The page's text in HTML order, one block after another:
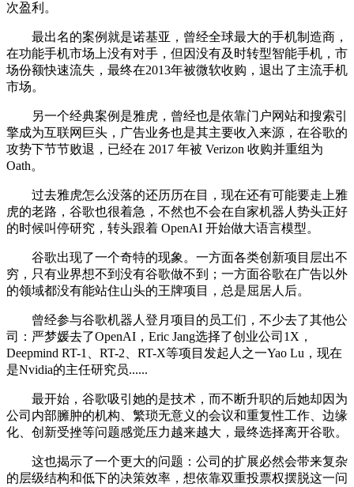
次盈利。
最出名的案例就是诺基亚，曾经全球最大的手机制造商，
在功能手机市场上没有对手，但因没有及时转型智能手机，市
场份额快速流失，最终在2013年被微软收购，退出了主流手机
市场。
另一个经典案例是雅虎，曾经也是依靠门户网站和搜索引
擎成为互联网巨头，广告业务也是其主要收入来源，在谷歌的
攻势下节节败退，已经在 2017 年被 Verizon 收购并重组为
Oath。
过去雅虎怎么没落的还历历在目，现在还有可能要走上雅
虎的老路，谷歌也很着急，不然也不会在自家机器人势头正好
的时候叫停研究，转头跟着 OpenAI 开始做大语言模型。
谷歌出现了一个奇特的现象。一方面各类创新项目层出不
穷，只有业界想不到没有谷歌做不到；一方面谷歌在广告以外
的领域都没有能站住山头的王牌项目，总是屈居人后。
曾经参与谷歌机器人登月项目的员工们，不少去了其他公
司：严梦媛去了OpenAI，Eric Jang选择了创业公司1X，
Deepmind RT-1、RT-2、RT-X等项目发起人之一Yao Lu，现在
是Nvidia的主任研究员......
最开始，谷歌吸引她的是技术，而不断升职的后她却因为
公司内部臃肿的机构、繁琐无意义的会议和重复性工作、边缘
化、创新受挫等问题感觉压力越来越大，最终选择离开谷歌。
这也揭示了一个更大的问题：公司的扩展必然会带来复杂
的层级结构和低下的决策效率，想依靠双重投票权摆脱这一问